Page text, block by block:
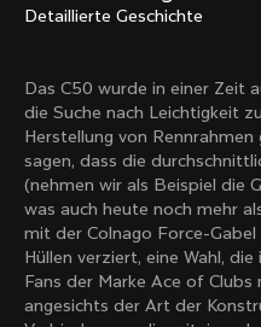
1983
1984
10
Detaillierte Geschichte
Das C50 wurde in einer Zeit
die Suche nach Leichtigkeit
Herstellung von
sagen, dass die
(nehmen wir als Beispiel die
was auch heute noch mehr
mit der Colnago Force-
Hüllen verziert, eine Wahl,
Fans der Marke Ace of
angesichts der Art der